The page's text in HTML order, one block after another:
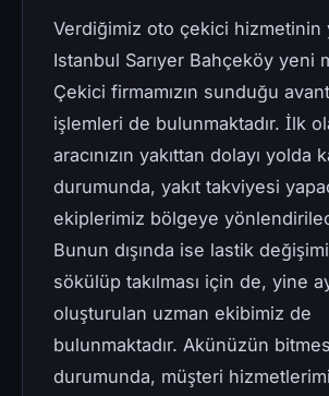
Verdiğimiz oto çekici hizmetinin
Istanbul Sarıyer Bahçeköy yeni
Çekici firmamızın sunduğu
işlemleri de bulunmaktadır. İlk
aracınızın yakıttan dolayı yolda
durumunda, yakıt takviyesi
ekiplerimiz bölgeye
Bunun dışında ise lastik
sökülüp takılması için de, yine
oluşturulan uzman ekibimiz de
bulunmaktadır. Akünüzün
durumunda, müşteri